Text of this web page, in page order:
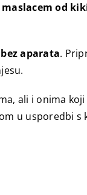
od
aparata.
ali i onima
u usporedbi s